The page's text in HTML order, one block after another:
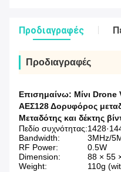
Προδιαγραφές
Προδιαγραφές
Επισημαίνω: Μίνι
ΑΕΣ128 Δορυφόρος
Μεταδότης και δέκτης
Πεδίο συχνότητας:
Bandwidth:
3MHz/
RF Power:
0.5W
Dimension:
88 × 55
Weight:
110g